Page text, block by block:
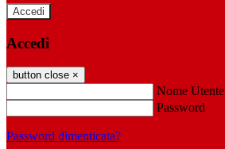
Accedi
Accedi
button close ×
Nome Utente
Password
Password dimenticata?